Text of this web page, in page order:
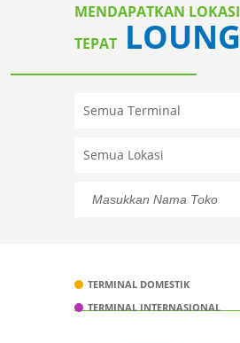
MENDAPATKAN
TEPAT
Semua Terminal
Semua Lokasi
TERMINAL DOMESTIK
TERMINAL INTERNASIONAL